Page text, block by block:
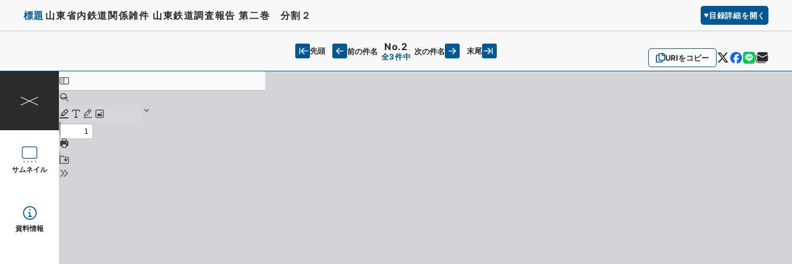
標題 山東省内鉄道関係雑件 山東鉄道調査報告 第二巻 分割２ 目録詳細を開く
URIをコピー
先頭 前の件名 No.2
全3件中
次の件名 末尾
サムネイル
資料情報